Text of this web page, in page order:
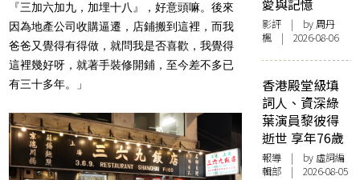
『三加六加九，加埋十八』，好意頭嘛。後來
因為地產公司收購逼遷，店鋪搬到這裡，而我
爸爸又覺得有得做，就問我是否喜歡，我覺得
這裡幾好呀，就著手裝修開鋪，至今差不多已
有三十多年。」
愛與記憶
影評 | by周丹
楓 | 2026-08-06
香港殿堂級填
詞人、資深綠
葉演員黎彼得
逝世 享年76歲
報導 | by 虛詞編
輯部 | 2026-08-05